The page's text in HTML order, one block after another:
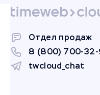
Отдел продаж
8 (800) 700-32-
twcloud_chat